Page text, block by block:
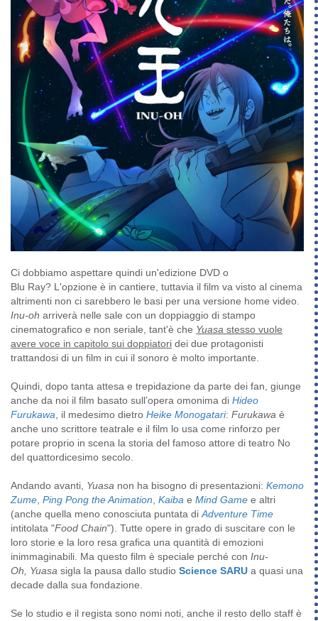
Ci dobbiamo aspettare quindi un'edizione DVD o
Blu Ray? L'opzione è in cantiere, tuttavia il film va visto al cinema
altrimenti non ci sarebbero le basi per una versione home video.
Inu-oh arriverà nelle sale con un doppiaggio di stampo
cinematografico e non seriale, tant'è che Yuasa stesso vuole
avere voce in capitolo sui doppiatori dei due protagonisti
trattandosi di un film in cui il sonoro è molto importante.
Quindi, dopo tanta attesa e trepidazione da parte dei fan, giunge
anche da noi il film basato sull’opera omonima di Hideo
Furukawa, il medesimo dietro Heike Monogatari: Furukawa è
anche uno scrittore teatrale e il film lo usa come rinforzo per
potare proprio in scena la storia del famoso attore di teatro No
del quattordicesimo secolo.
Andando avanti, Yuasa non ha bisogno di presentazioni: Kemono
Zume, Ping Pong the Animation, Kaiba e Mind Game e altri
(anche quella meno conosciuta puntata diAdventure Time
intitolata "Food Chain"). Tutte opere in grado di suscitare con le
loro storie e la loro resa grafica una quantità di emozioni
inimmaginabili. Ma questo film è speciale perché con Inu-
Oh, Yuasa sigla la pausa dallo studio Science SARU a quasi una
decade dalla sua fondazione.
Se lo studio e il regista sono nomi noti, anche il resto dello staff è